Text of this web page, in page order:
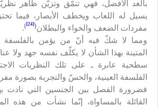
بالغد الأفضل، فهي تنمّق وتزيّن ظاهر
يسيل له اللعاب ويخطف الأبصار، فيما
مفردات الضعف والخواء والبطلان(
[24]
)
.
ومما لا شكّ فيه أنّ من يؤمن بالفلسفة
المتينة بهذا الشأن لا يكلّف نفسه جهد ولا
سطحية عابرة ـ على تلك النظريات
الفلسفة العينية، والحسّ والتجربة بصورة
فضرورة الفصل بين الجنسين التي نادت
القائلة بالمساواة، إنّما نشأت من هذه